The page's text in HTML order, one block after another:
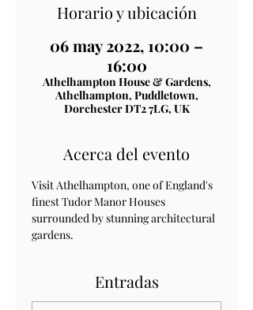
Horario y ubicación
06 may 2022, 10:00 –
16:00
Athelhampton House & Gardens,
Athelhampton, Puddletown,
Dorchester DT2 7LG, UK
Acerca del evento
Visit Athelhampton, one of England's
finest Tudor Manor Houses
surrounded by stunning architectural
gardens.
Entradas